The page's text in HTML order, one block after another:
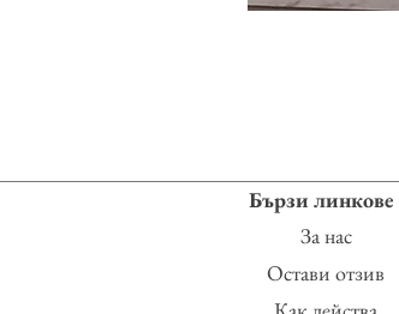
Бързи линкове
За нас
Остави отзив